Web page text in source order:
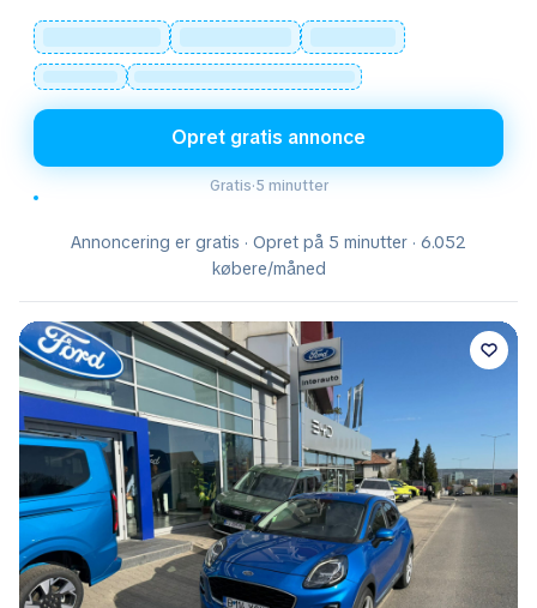
Opret gratis annonce
Gratis·5 minutter
Annoncering er gratis · Opret på 5 minutter · 6.052
købere/måned